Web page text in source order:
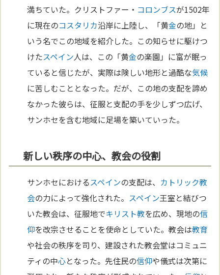
満ちていた。クリストファー・ コロンブスが1502年
に現在のコスタリカ沿岸に上陸し、「黄金の地」と
いう名でこの地域を紹介した。この知らせに駆けつ
けたスペイン人は、この「黄金の楽園」に富が眠っ
ていると信じたが、実際は険しい地形と過酷な気候
に苦しむこととなった。だが、この地の支配を諦め
なかった彼らは、征服と支配の手を少しずつ広げ、
サンホセを含む地域に足場を築いていった。
新しい秩序の中心、教会の役割
サンホセにおけるスペインの支配は、 カトリック教
会の力によって強化された。 スペイン王室と結びつ
いた教会は、征服地でキリスト教を広め、現地の信
仰を改宗させることを使命としていた。教会は教育
や社会の秩序を司り、建設された教会堂はコミュニ
ティの中心となった。先住民の信仰や儀式は次第に